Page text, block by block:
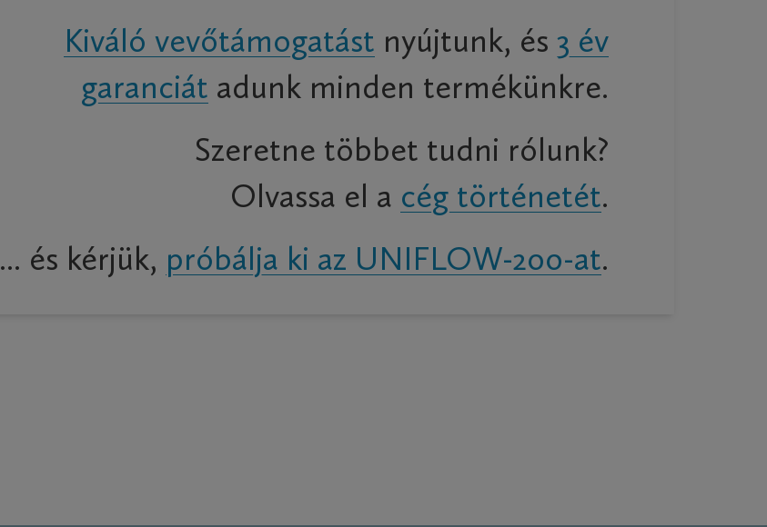
Kiváló vevőtámogatást nyújtunk, és 3 év
garanciát adunk minden termékünkre.
Szeretne többet tudni rólunk?
Olvassa el a cég történetét.
... és kérjük, próbálja ki az UNIFLOW-200-at.